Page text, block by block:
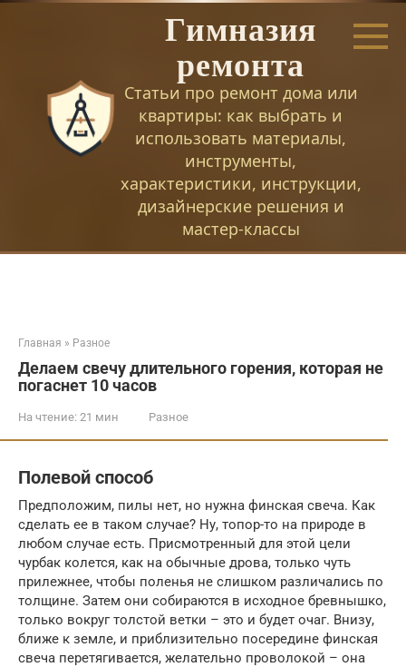
Перейти
Гимназия
ремонта
Статьи про ремонт дома или
квартиры: как выбрать и
использовать материалы,
инструменты,
характеристики, инструкции,
дизайнерские решения и
мастер-классы
Главная » Разное
Делаем свечу длительного горения, которая не
погаснет 10 часов
На чтение: 21 мин Разное
Полевой способ
Предположим, пилы нет, но нужна финская свеча. Как
сделать ее в таком случае? Ну, топор-то на природе в
любом случае есть. Присмотренный для этой цели
чурбак колется, как на обычные дрова, только чуть
прилежнее, чтобы поленья не слишком различались по
толщине. Затем они собираются в исходное бревнышко,
только вокруг толстой ветки – это и будет очаг. Внизу,
ближе к земле, и приблизительно посередине финская
свеча перетягивается, желательно проволокой – она